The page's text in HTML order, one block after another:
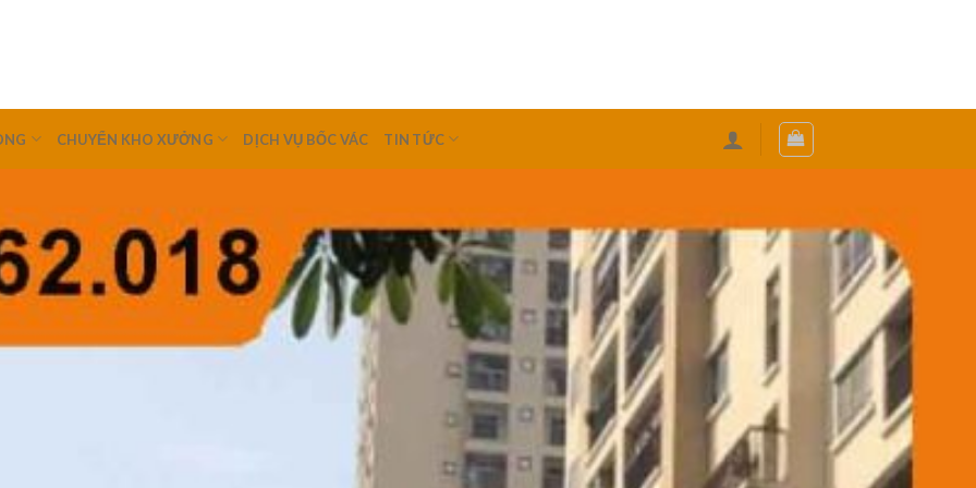
CHUYỂN KHO XƯỞNG DỊCH VỤ BỐC VÁC TIN TỨC